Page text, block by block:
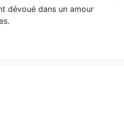
dévoué dans un amour